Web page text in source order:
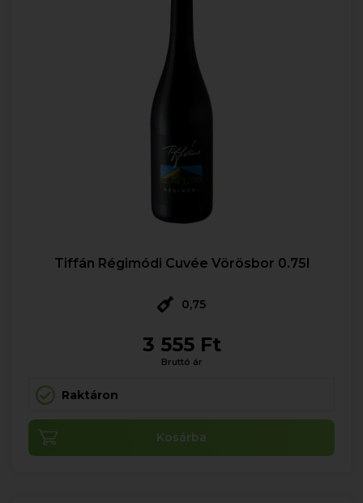
Tiffán Régimódi Cuvée Vörösbor 0.75l
0,75
3 555 Ft
Bruttó ár
Raktáron
Kosárba